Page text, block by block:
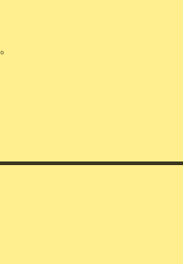
。